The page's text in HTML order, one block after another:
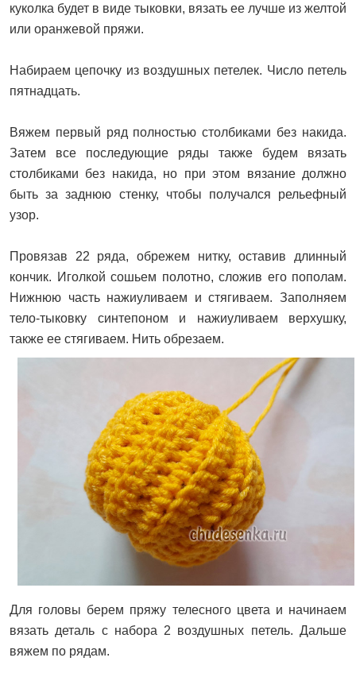
куколка будет в виде тыковки, вязать ее лучше из желтой
или оранжевой пряжи.
Набираем цепочку из воздушных петелек. Число петель
пятнадцать.
Вяжем первый ряд полностью столбиками без накида.
Затем все последующие ряды также будем вязать
столбиками без накида, но при этом вязание должно
быть за заднюю стенку, чтобы получался рельефный
узор.
Провязав 22 ряда, обрежем нитку, оставив длинный
кончик. Иголкой сошьем полотно, сложив его пополам.
Нижнюю часть нажиуливаем и стягиваем. Заполняем
тело-тыковку синтепоном и нажиуливаем верхушку,
также ее стягиваем. Нить обрезаем.
Для головы берем пряжу телесного цвета и начинаем
вязать деталь с набора 2 воздушных петель. Дальше
вяжем по рядам.